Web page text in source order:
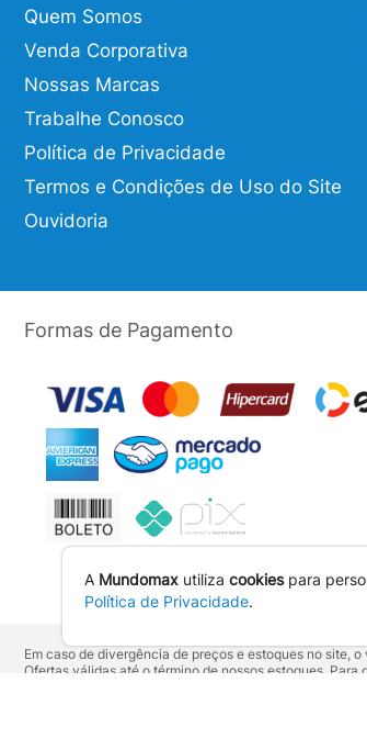
Quem Somos
Venda Corporativa
Nossas Marcas
Trabalhe Conosco
Política de Privacidade
Termos e Condições de Uso do Site
Ouvidoria
Formas de Pagamento
Em caso de divergência de preços e estoques no site,
Ofertas válidas até o término de nossos estoques.
A Mundomax utiliza cookiespara
Política de Privacidade.